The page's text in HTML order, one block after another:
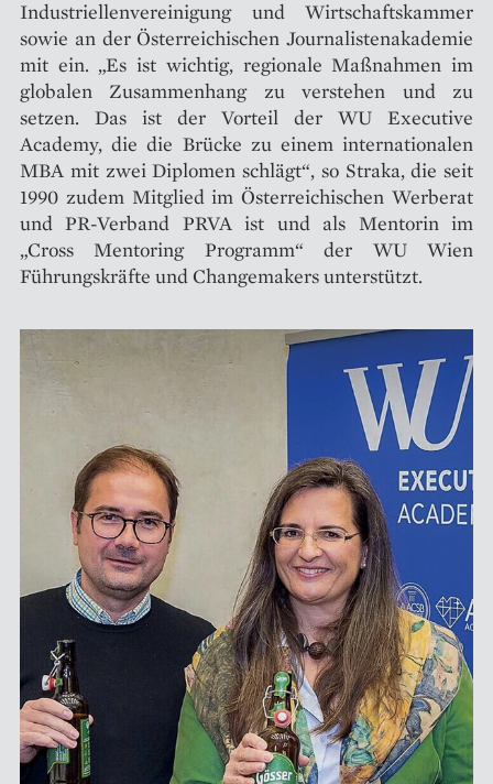
Industriellenvereinigung und Wirtschaftskammer
sowie an der Österreichischen Journalistenakademie
mit ein. „Es ist wichtig, regionale Maßnahmen im
globalen Zusammenhang zu verstehen und zu
setzen. Das ist der Vorteil der WU Executive
Academy, die die Brücke zu einem internationalen
MBA mit zwei Diplomen schlägt“, so Straka, die seit
1990 zudem Mitglied im Österreichischen Werberat
und PR-Verband PRVA ist und als Mentorin im
„Cross Mentoring Programm“ der WU Wien
Führungskräfte und Changemakers unterstützt.